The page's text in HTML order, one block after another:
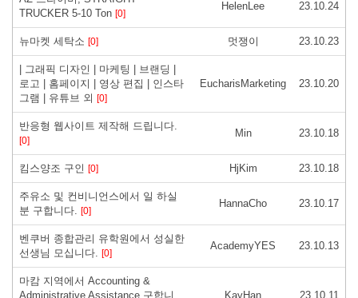
TRUCKER 5-10 Ton [0]
HelenLee 23.10.24
뉴마켓 세탁소 [0] 멋쟁이 23.10.23
| 그래픽 디자인 | 마케팅 | 브랜딩 |
로고 | 홈페이지 | 영상 편집 | 인스타
그램 | 유튜브 외 [0]
EucharisMarketing 23.10.20
반응형 웹사이트 제작해 드립니다.
[0]
Min 23.10.18
킴스양조 구인 [0] HjKim 23.10.18
주유소 및 컨비니언스에서 일 하실
분 구합니다.
[0]
HannaCho 23.10.17
벤쿠버 종합관리 유학원에서 성실한
선생님 모십니다.
[0]
AcademyYES 23.10.13
마캄 지역에서 Accounting &
Administrative Assistance 구합니
KayHan 23.10.11